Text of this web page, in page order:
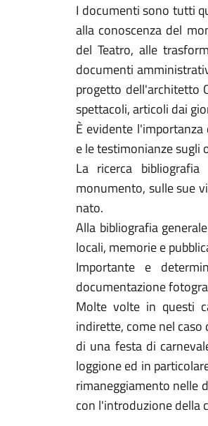
I documenti sono tutti
alla conoscenza del
del Teatro, alle
documenti
progetto dell'architetto
spettacoli, articoli dai
È evidente
e le testimonianze sugli
La ricerca
monumento, sulle sue
nato.
Alla bibliografia
locali, memorie e
Importante e
documentazione
Molte volte in questi
indirette, come nel
di una festa di
loggione ed in
rimaneggiamento nelle
con l'introduzione della